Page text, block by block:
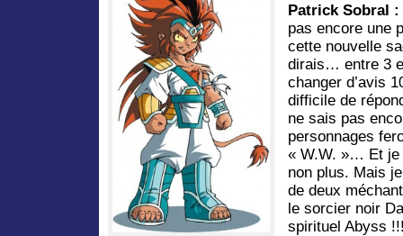
Patrick Sobral :
pas encore une
cette nouvelle
dirais… entre 3
changer d’avis
difficile de
ne sais pas
personnages
« W.W. »… Et je
non plus. Mais
de deux
le sorcier noir
spirituel Abyss